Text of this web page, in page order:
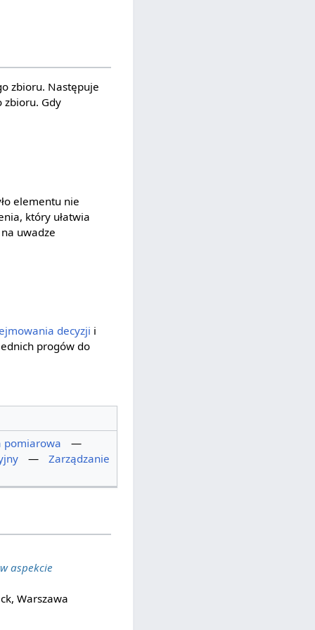
zbioru. Następuje
zbioru. Gdy
elementu nie
który ułatwia
uwadze
decyzji i
progów do
pomiarowa
—
— Zarządzanie
aspekcie
Warszawa